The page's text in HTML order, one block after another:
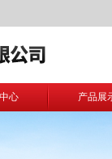
心 产品展